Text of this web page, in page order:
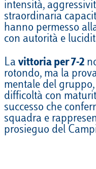
intensità,
straordinaria
hanno permesso
con autorità e
La vittoria per 7-2
rotondo, ma la
mentale del
difficoltà con
successo che
squadra e
prosieguo del